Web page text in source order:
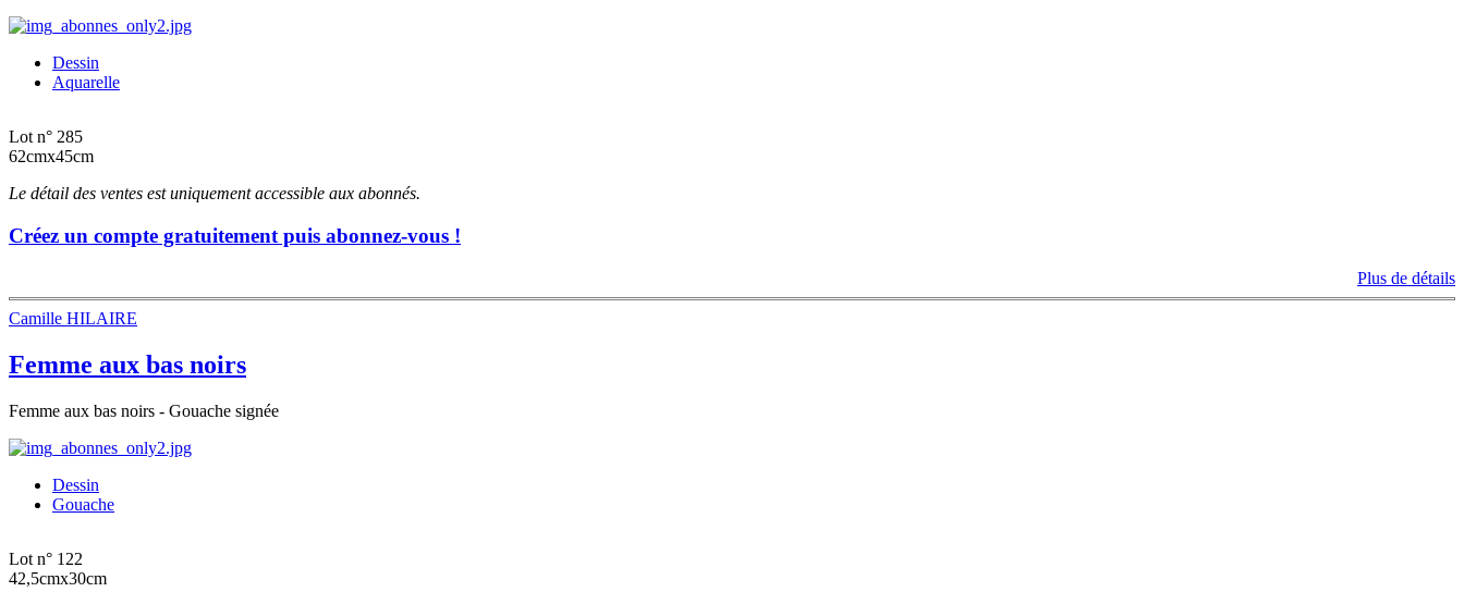
Dessin
Aquarelle
Lot n° 285
62cmx45cm
Le détail des ventes est uniquement accessible aux abonnés.
Créez un compte gratuitement puis abonnez-vous !
Plus de détails
Camille HILAIRE
Femme aux bas noirs
Femme aux bas noirs - Gouache signée
Dessin
Gouache
Lot n° 122
42,5cmx30cm